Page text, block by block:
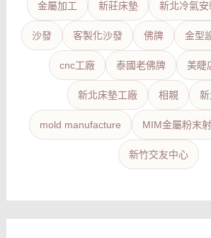
金屬加工 新莊床墊 新北冷氣安
沙發 客製化沙發 佛牌 金型
cnc工廠 泰國老佛牌 美睫
新北床墊工廠 相親
mold manufacture MIM金屬粉末
新竹交友中心